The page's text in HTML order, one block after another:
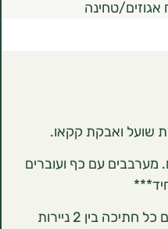
עם כף ועוברים
3. ‏מחלקים לשני חלקים ומרדדים כל חתיכה בין 2 ניירות